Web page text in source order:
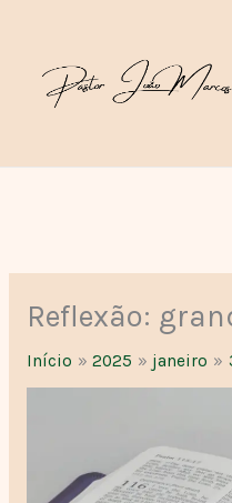
conteúdo
Reflexão:
Início 2025 janeiro